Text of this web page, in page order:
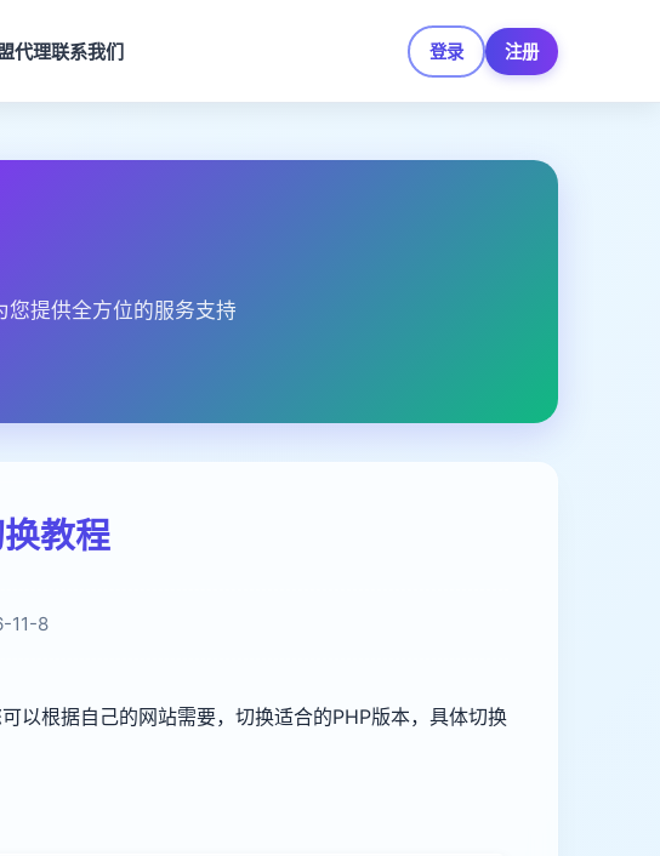
代理联系我们 登录 注册
提供全方位的服务支持
教程
11-8
以根据自己的网站需要，切换适合的PHP版本，具体切换